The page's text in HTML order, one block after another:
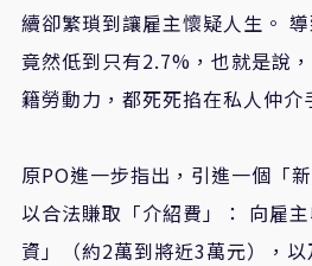
續卻繁瑣到讓雇主懷疑人生。
竟然低到只有2.7%，也就是說
籍勞動力，都死死掐在私人仲介
原PO進一步指出，引進一個「
以合法賺取「介紹費」： 向雇
資」（約2萬到將近3萬元），